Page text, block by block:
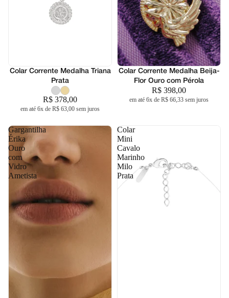
Colar Corrente Medalha Triana
Prata
R$ 378,00
em até 6x de R$ 63,00 sem juros
Colar Corrente Medalha Beija-
Flor Ouro com Pérola
R$ 398,00
em até 6x de R$ 66,33 sem juros
Gargantilha
Érika
Ouro
com
Vidro
Ametista
Colar
Mini
Cavalo
Marinho
Milo
Prata